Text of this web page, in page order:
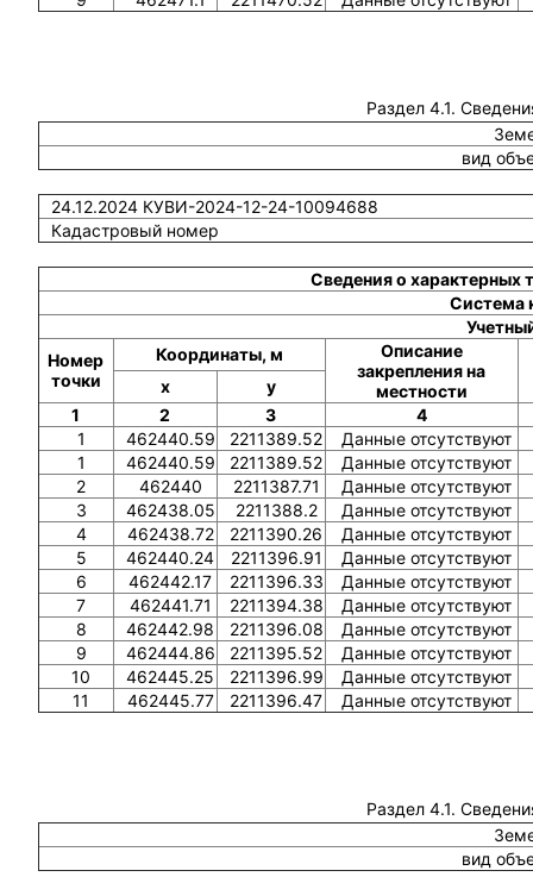
Раздел 4.1.
вид
24.12.2024 КУВИ-2024-12-24-10094688
Кадастровый номер
Сведения о характерных
Система
Номер
точки
Координаты, м
Описание
закрепления на
местности
x
y
1
2 3
4
1
462440.59 2211389.52
Данные отсутствуют
1
462440.59 2211389.52
Данные отсутствуют
2
462440 2211387.71
Данные отсутствуют
3
462438.05 2211388.2
Данные отсутствуют
4
462438.72 2211390.26
Данные отсутствуют
5
462440.24 2211396.91
Данные отсутствуют
6
462442.17 2211396.33
Данные отсутствуют
7
462441.71 2211394.38
Данные отсутствуют
8
462442.98 2211396.08
Данные отсутствуют
9
462444.86 2211395.52
Данные отсутствуют
10
462445.25 2211396.99
Данные отсутствуют
11
462445.77 2211396.47 Данные отсутствуют
Раздел 4.1.
вид